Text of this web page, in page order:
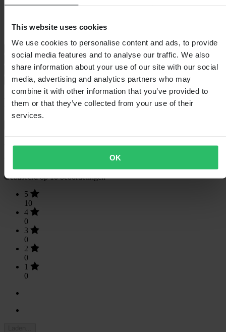
This website uses cookies
We use cookies to personalise content and ads, to provide
social media features and to analyse our traffic. We also
share information about your use of our site with our social
media, advertising and analytics partners who may
combine it with other information that you’ve provided to
them or that they’ve collected from your use of their
services.
OK
Verpakkingsgewicht
Verpakkingsbreedte110
Questions & Answers
Verzending & retouren
Veiligheidsinformatie
Klantenbeoordelingen (10)
Gebaseerd op 10 beoordelingen
5
10
4
0
3
0
2
0
1
0